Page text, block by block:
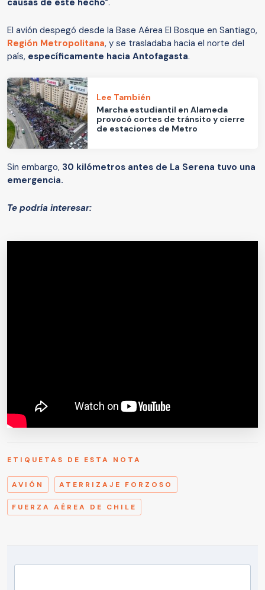
El avión despegó desde la Base Aérea El Bosque en Santiago,
Región Metropolitana, y se trasladaba hacia el norte del
país, específicamente hacia Antofagasta.
Lee También
Marcha estudiantil en Alameda
provocó cortes de tránsito y cierre
de estaciones de Metro
Sin embargo, 30 kilómetros antes de La Serena tuvo una
emergencia.
Te podría interesar:
ETIQUETAS DE ESTA NOTA
AVIÓN ATERRIZAJE FORZOSO
FUERZA AÉREA DE CHILE